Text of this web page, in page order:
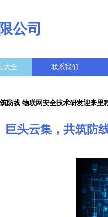
公司
大全 联系我们
防线 物联网安全技术研发迎来里
巨头云集，共筑防